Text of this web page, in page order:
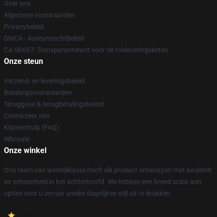
Over ons
Algemene voorwaarden
Privacybeleid
DMCA - Auteursrechtbeleid
CA SB657: Transparantiewet voor de toeleveringsketen
Onze steun
Verzend- en leveringsbeleid
Betalingsvoorwaarden
Teruggave & terugbetalingsbeleid
Contacteer ons
Klantenhulp (FAQ)
Whosale
Onze winkel
Ons team van wereldklasse heeft elk product ontworpen met kwaliteit
en schoonheid in het achterhoofd. We hebben een breed scala aan
opties voor u om uw unieke dagelijkse stijl uit te drukken.